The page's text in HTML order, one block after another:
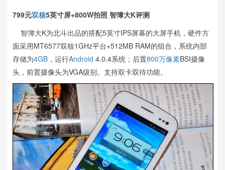
799元双核5英寸屏+800W拍照 智簿大K评测
智簿大K为北斗出品的搭配5英寸IPS屏幕的大屏手机，硬件方
面采用MT6577双核1GHz平台+512MB RAM的组合，系统内部
存储为4GB ，运行Android 4.0.4系统；后置800万像素BSI摄像
头，前置摄像头为VGA级别。支持双卡双待功能。